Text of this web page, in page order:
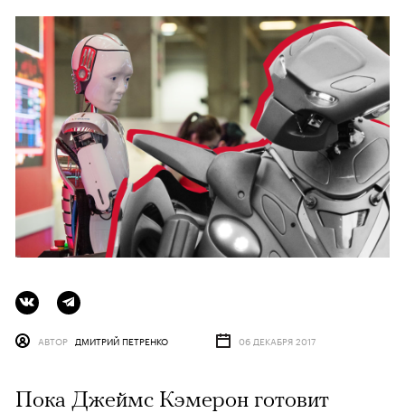
АВТОР ДМИТРИЙ ПЕТРЕНКО 06 ДЕКАБРЯ 2017
Пока Джеймс Кэмерон готовит